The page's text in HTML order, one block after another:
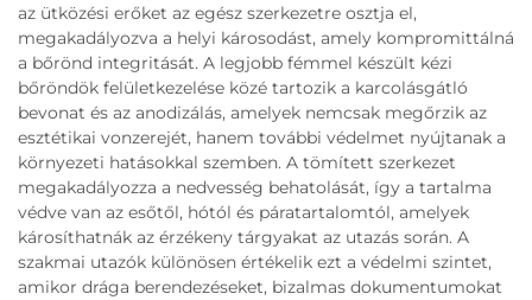
az ütközési erőket az egész szerkezetre osztja el,
megakadályozva a helyi károsodást, amely kompromittálná
a bőrönd integritását. A legjobb fémmel készült kézi
bőröndök felületkezelése közé tartozik a karcolásgátló
bevonat és az anodizálás, amelyek nemcsak megőrzik az
esztétikai vonzerejét, hanem további védelmet nyújtanak a
környezeti hatásokkal szemben. A tömített szerkezet
megakadályozza a nedvesség behatolását, így a tartalma
védve van az esőtől, hótól és páratartalomtól, amelyek
károsíthatnák az érzékeny tárgyakat az utazás során. A
szakmai utazók különösen értékelik ezt a védelmi szintet,
amikor drága berendezéseket, bizalmas dokumentumokat